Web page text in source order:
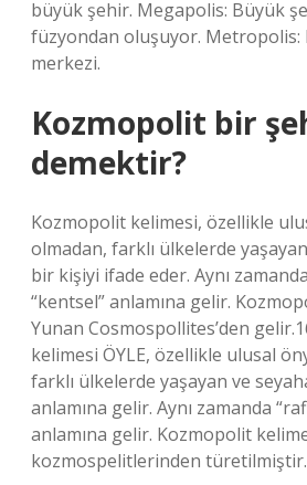
büyük şehir. Megapolis: Büyük
füzyondan oluşuyor. Metropolis:
merkezi.
Kozmopolit bir
demektir?
Kozmopolit kelimesi, özellikle
olmadan, farklı ülkelerde
bir kişiyi ifade eder. Aynı
“kentsel” anlamına gelir.
Yunan Cosmospollites’den
kelimesi ÖYLE, özellikle ulusal
farklı ülkelerde yaşayan ve
anlamına gelir. Aynı zamanda
anlamına gelir. Kozmopolit
kozmospelitlerinden türetilmiştir.